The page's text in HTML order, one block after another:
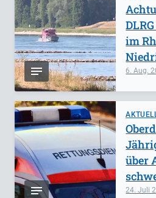
6. Aug.
im
24. Juli
über